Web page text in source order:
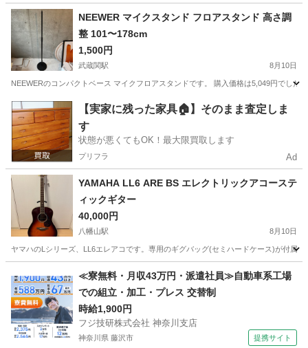
東京 豊島区 打楽器、ドラム
NEEWER マイクスタンド フロアスタンド 高さ調
整 101〜178cm
1,500円
武蔵関駅 8月10日
NEEWERのコンパクトベース マイクフロアスタンドです。 購入価格は5,049円でし
東京 練馬区 武蔵関駅 アクセサリー
【実家に残った家具🏠】そのまま査定しま
す
状態が悪くてもOK！最大限買取します
プリフラ Ad
YAMAHA LL6 ARE BS エレクトリックアコーステ
ィックギター
40,000円
八幡山駅 8月10日
ヤマハのLシリーズ、LL6エレアコです。専用のギグバッグ(セミハードケース)が付属
八幡山駅 弦楽器、ギター
≪寮無料・月収43万円・派遣社員≫自動車系工場
での組立・加工・プレス 交替制
時給1,900円
フジ技研株式会社 神奈川支店
神奈川県 藤沢市 提携サイト